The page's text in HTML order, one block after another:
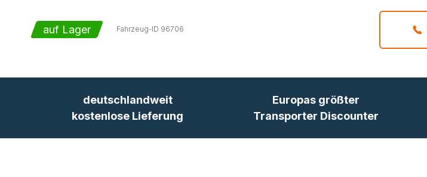
auf Lager Fahrzeug-ID 96706
deutschlandweit
kostenlose Lieferung
Europas größter
Transporter Discounter